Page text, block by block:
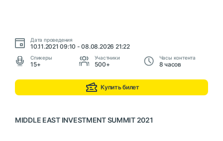
Дата проведения
10.11.2021 09:10 - 08.08.2026 21:22
Cпикеры
15+
Участники
500+
Часы контента
8 часов
Купить билет
MIDDLE EAST INVESTMENT SUMMIT 2021